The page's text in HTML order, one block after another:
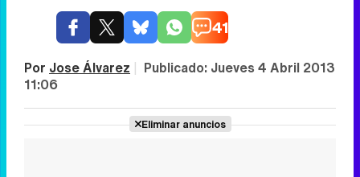
41
Por Jose Álvarez | Publicado: Jueves 4 Abril 2013
11:06
Eliminar anuncios